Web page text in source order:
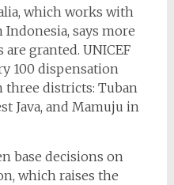
which works with
says more
granted. UNICEF
100 dispensation
three districts: Tuban
Java, and Mamuju in
base decisions on
which raises the